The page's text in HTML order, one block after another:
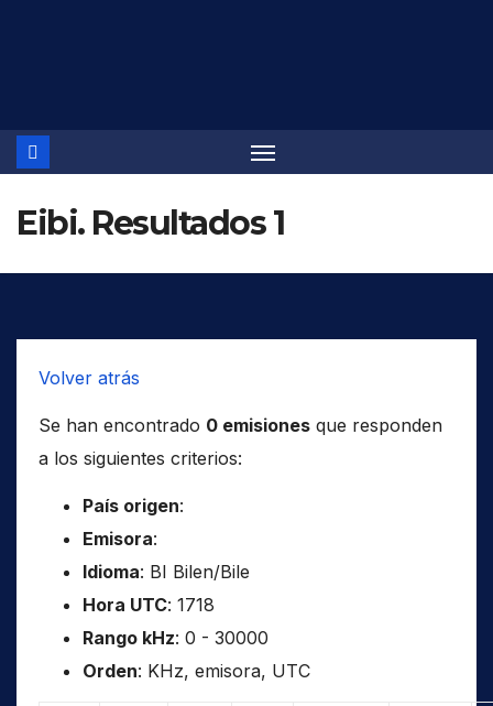
Eibi. Resultados 1
Volver atrás
Se han encontrado 0 emisiones que responden
a los siguientes criterios:
País origen:
Emisora:
Idioma: BI Bilen/Bile
Hora UTC: 1718
Rango kHz: 0 - 30000
Orden: KHz, emisora, UTC